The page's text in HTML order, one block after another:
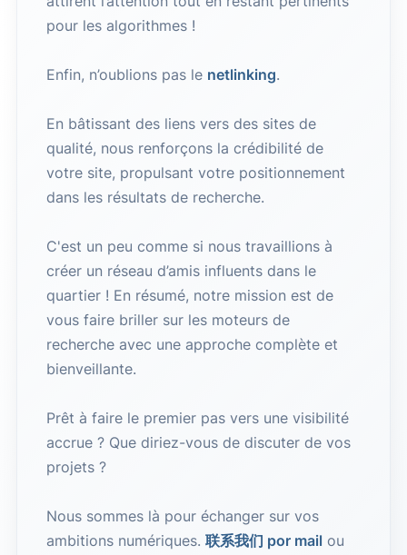
pour les algorithmes !
Enfin, n’oublions pas le netlinking.
En bâtissant des liens vers des sites de
qualité, nous renforçons la crédibilité de
votre site, propulsant votre positionnement
dans les résultats de recherche.
C'est un peu comme si nous travaillions à
créer un réseau d’amis influents dans le
quartier ! En résumé, notre mission est de
vous faire briller sur les moteurs de
recherche avec une approche complète et
bienveillante.
Prêt à faire le premier pas vers une visibilité
accrue ? Que diriez-vous de discuter de vos
projets ?
Nous sommes là pour échanger sur vos
ambitions numériques. 联系我们 por mail ou